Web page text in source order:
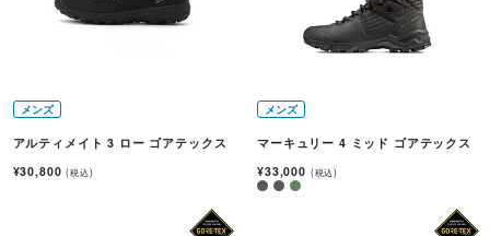
メンズ
アルティメイト 3 ロー ゴアテックス
¥30,800(税込)
メンズ
マーキュリー 4 ミッド ゴアテックス
¥33,000 (税込)